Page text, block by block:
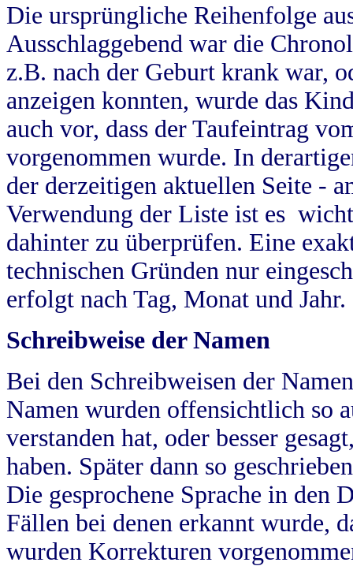
Die ursprüngliche Reihenfolge
Ausschlaggebend war die
z.B. nach der Geburt krank war,
anzeigen konnten, wurde das
auch vor, dass der Taufeintrag
vorgenommen wurde. In
der derzeitigen aktuellen Seite -
Verwendung der Liste ist es
dahinter zu überprüfen. Eine
technischen Gründen nur
erfolgt nach Tag, Monat und Jahr.
Schreibweise der Namen
Bei den Schreibweisen der
Namen wurden offensichtlich so
verstanden hat, oder besser
haben. Später dann so
Die gesprochene Sprache in
Fällen bei denen erkannt wurde,
wurden Korrekturen